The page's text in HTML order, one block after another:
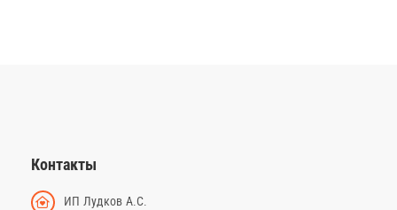
Контакты
ИП Лудков А.С.